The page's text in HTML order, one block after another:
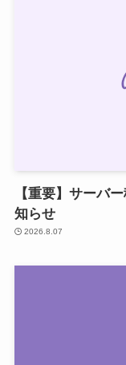
【重要】サーバ
知らせ
2026.8.07